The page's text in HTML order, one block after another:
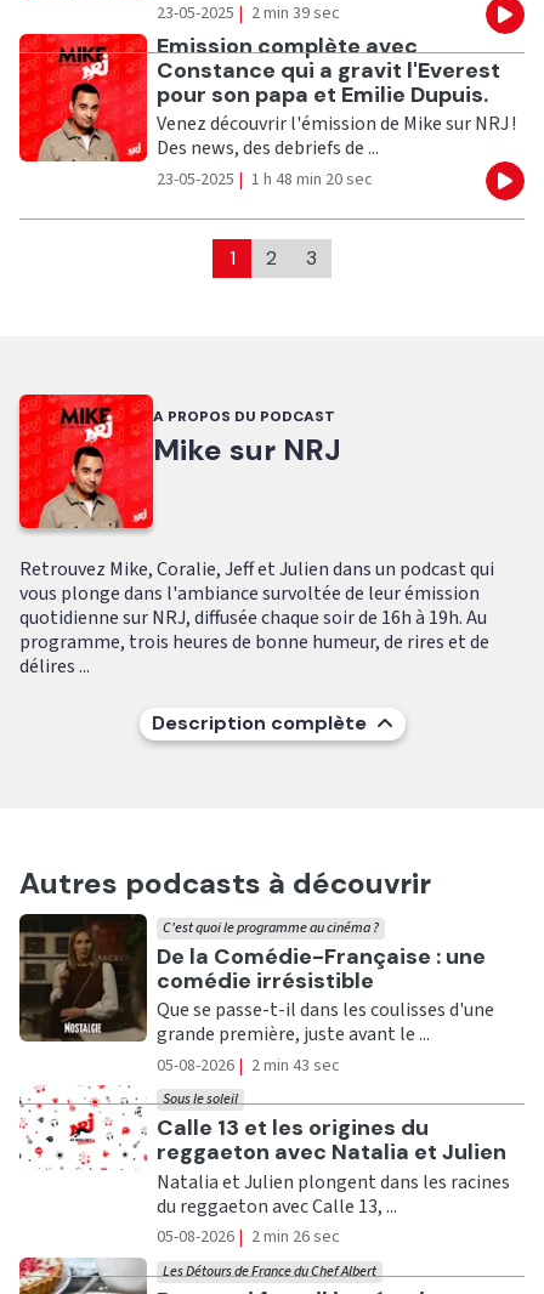
23-05-2025 | 2 min 39 sec
Ecouter
Emission complète avec
Constance qui a gravit l'Everest
pour son papa et Emilie Dupuis.
Venez découvrir l'émission de Mike sur NRJ !
Des news, des debriefs de ...
23-05-2025 | 1 h 48 min 20 sec
1 2 3
A PROPOS DU PODCAST
Mike sur NRJ
Retrouvez Mike, Coralie, Jeff et Julien dans un podcast qui
vous plonge dans l'ambiance survoltée de leur émission
quotidienne sur NRJ, diffusée chaque soir de 16h à 19h. Au
programme, trois heures de bonne humeur, de rires et de
délires ...
Description complète
Autres podcasts à découvrir
Ecouter
De la Comédie-Française : une
comédie irrésistible
C'est quoi le programme au cinéma ?
Que se passe-t-il dans les coulisses d'une
grande première, juste avant le ...
05-08-2026 | 2 min 43 sec
Ecouter
Calle 13 et les origines du
reggaeton avec Natalia et Julien
Sous le soleil
Natalia et Julien plongent dans les racines
du reggaeton avec Calle 13, ...
05-08-2026 | 2 min 26 sec
Les Détours de France du Chef Albert